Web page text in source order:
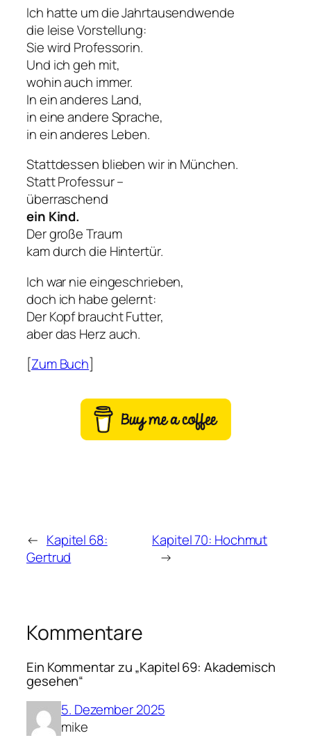
Ich hatte um die Jahrtausendwende
die leise Vorstellung:
Sie wird Professorin.
Und ich geh mit,
wohin auch immer.
In ein anderes Land,
in eine andere Sprache,
in ein anderes Leben.
Stattdessen blieben wir in München.
Statt Professur –
überraschend
ein Kind.
Der große Traum
kam durch die Hintertür.
Ich war nie eingeschrieben,
doch ich habe gelernt:
Der Kopf braucht Futter,
aber das Herz auch.
[Zum Buch]
← Kapitel 68:
Gertrud
Kapitel 70: Hochmut
→
Kommentare
Ein Kommentar zu „Kapitel 69: Akademisch
gesehen“
5. Dezember 2025
mike